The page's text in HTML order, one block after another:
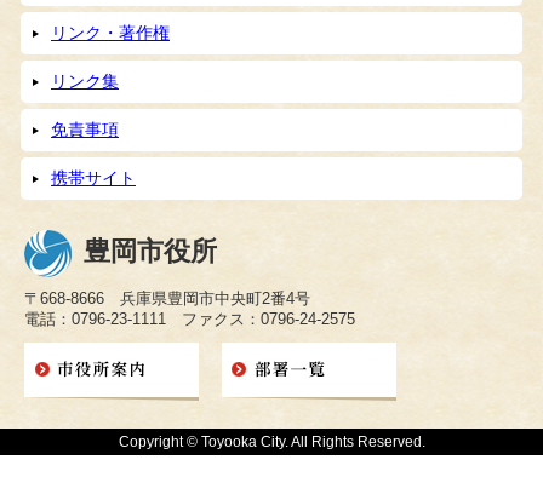
リンク・著作権
リンク集
免責事項
携帯サイト
豊岡市役所
〒668-8666 兵庫県豊岡市中央町2番4号
電話：0796-23-1111 ファクス：0796-24-2575
Copyright © Toyooka City. All Rights Reserved.